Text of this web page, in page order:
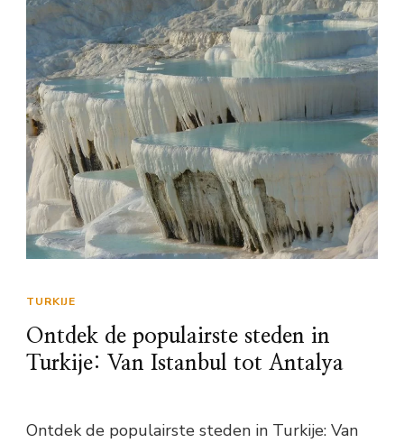
TURKIJE
Ontdek de populairste steden in
Turkije: Van Istanbul tot Antalya
Ontdek de populairste steden in Turkije: Van